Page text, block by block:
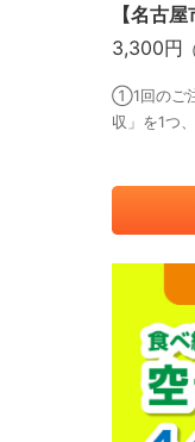
【名古
3,300円
①1回のご
収」を1つ